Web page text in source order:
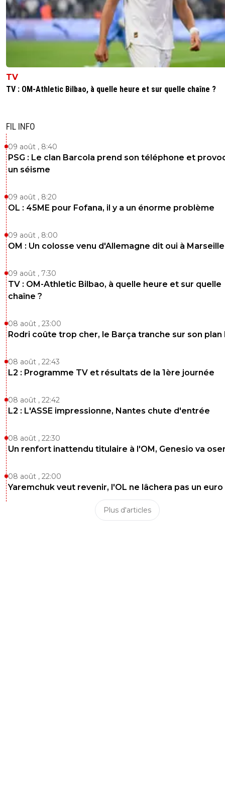
TV
TV : OM-Athletic Bilbao, à quelle heure et sur quelle chaîne ?
FIL INFO
09 août , 8:40
PSG : Le clan Barcola prend son téléphone et
un séisme
09 août , 8:20
OL : 45ME pour Fofana, il y a un énorme problème
09 août , 8:00
OM : Un colosse venu d'Allemagne dit oui à Marseille
09 août , 7:30
TV : OM-Athletic Bilbao, à quelle heure et sur quelle
chaîne ?
08 août , 23:00
Rodri coûte trop cher, le Barça tranche sur son plan
08 août , 22:43
L2 : Programme TV et résultats de la 1ère journée
08 août , 22:42
L2 : L'ASSE impressionne, Nantes chute d'entrée
08 août , 22:30
Un renfort inattendu titulaire à l'OM, Genesio va
08 août , 22:00
Yaremchuk veut revenir, l'OL ne lâchera pas un euro
Plus d'articles